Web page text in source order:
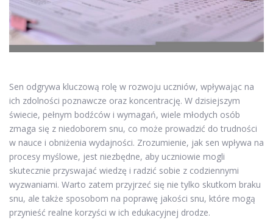
Sen odgrywa kluczową rolę w rozwoju uczniów, wpływając na
ich zdolności poznawcze oraz koncentrację. W dzisiejszym
świecie, pełnym bodźców i wymagań, wiele młodych osób
zmaga się z niedoborem snu, co może prowadzić do trudności
w nauce i obniżenia wydajności. Zrozumienie, jak sen wpływa na
procesy myślowe, jest niezbędne, aby uczniowie mogli
skutecznie przyswajać wiedzę i radzić sobie z codziennymi
wyzwaniami. Warto zatem przyjrzeć się nie tylko skutkom braku
snu, ale także sposobom na poprawę jakości snu, które mogą
przynieść realne korzyści w ich edukacyjnej drodze.